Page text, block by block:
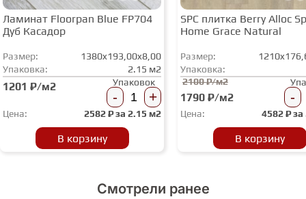
Ламинат Floorpan Blue FP704
Дуб Касадор
Размер:
1380x193,00x8,00
Упаковка:
2.15 м2
1201 ₽/м2 Упаковок
- +
Цена: 2582₽ за 2.15 м2
В корзину
SPC плитка Berry Alloc
Home Grace Natural
Размер:
Упаковка:
2100 ₽/м2
1790 ₽/м2 -
Цена: 4582₽ за
В корзину
Смотрели ранее